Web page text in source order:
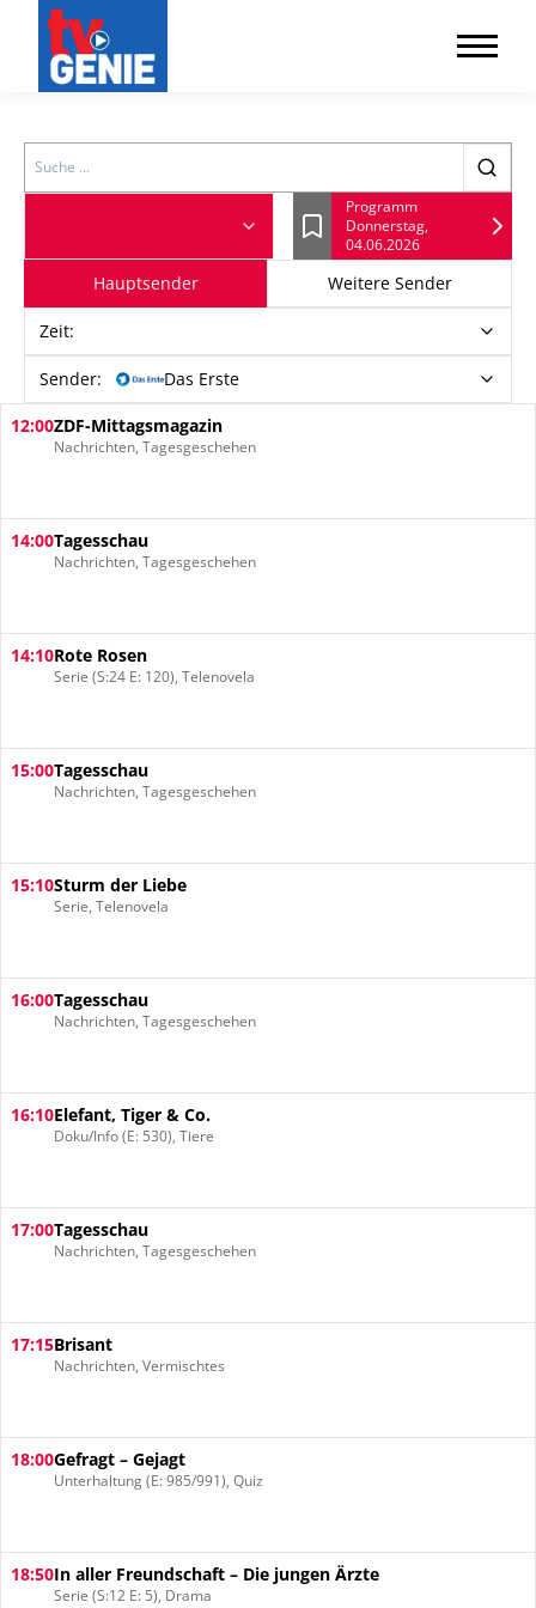
Search
Lesezeichen
Programm
Donnerstag,
04.06.2026
Hauptsender Weitere Sender
Zeit:
Sender: Das Erste
12:00ZDF-Mittagsmagazin
Nachrichten, Tagesgeschehen
14:00Tagesschau
Nachrichten, Tagesgeschehen
14:10Rote Rosen
Serie (S:24 E: 120), Telenovela
15:00Tagesschau
Nachrichten, Tagesgeschehen
15:10Sturm der Liebe
Serie, Telenovela
16:00Tagesschau
Nachrichten, Tagesgeschehen
16:10Elefant, Tiger & Co.
Doku/Info (E: 530), Tiere
17:00Tagesschau
Nachrichten, Tagesgeschehen
17:15Brisant
Nachrichten, Vermischtes
18:00Gefragt – Gejagt
Unterhaltung (E: 985/991), Quiz
18:50In aller Freundschaft – Die jungen Ärzte
Serie (S:12 E: 5), Drama